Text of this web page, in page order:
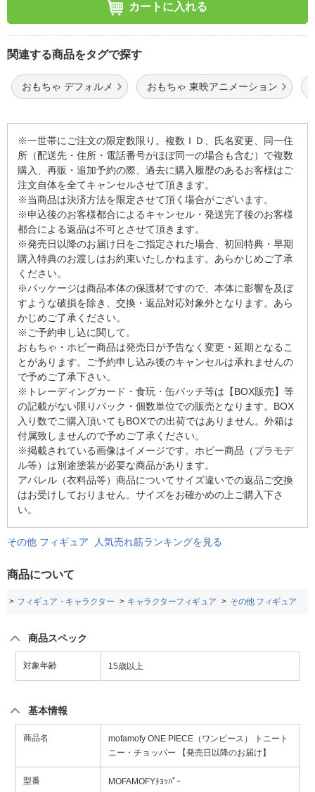
カートに入れる
関連する商品をタグで探す
おもちゃ デフォルメ おもちゃ 東映アニメーション
※一世帯にご注文の限定数限り。複数ＩＤ、氏名変更、同一住
所（配送先・住所・電話番号がほぼ同一の場合も含む）で複数
購入、再販・追加予約の際、過去に購入履歴のあるお客様はご
注文自体を全てキャンセルさせて頂きます。
※当商品は決済方法を限定させて頂く場合がございます。
※申込後のお客様都合によるキャンセル・発送完了後のお客様
都合による返品は不可とさせて頂きます。
※発売日以降のお届け日をご指定された場合、初回特典・早期
購入特典のお渡しはお約束いたしかねます。あらかじめご了承
ください。
※パッケージは商品本体の保護材ですので、本体に影響を及ぼ
すような破損を除き、交換・返品対応対象外となります。あら
かじめご了承ください。
※ご予約申し込に関して。
おもちゃ・ホビー商品は発売日が予告なく変更・延期となるこ
とがあります。ご予約申し込み後のキャンセルは承れませんの
で予めご了承下さい。
※トレーディングカード・食玩・缶バッチ等は【BOX販売】等
の記載がない限りパック・個数単位での販売となります。BOX
入り数でご購入頂いてもBOXでの出荷ではありません。外箱は
付属致しませんので予めご了承ください。
※掲載されている画像はイメージです。ホビー商品（プラモデ
ル等）は別途塗装が必要な商品があります。
アパレル（衣料品等）商品についてサイズ違いでの返品ご交換
はお受けしておりません。サイズをお確かめの上ご購入下さ
い。
その他 フィギュア 人気売れ筋ランキングを見る
商品について
フィギュア・キャラクター キャラクターフィギュア その他 フィギュア
商品スペック
対象年齢 15歳以上
基本情報
商品名
mofamofy ONE PIECE（ワンピース） トニート
ニー・チョッパー 【発売日以降のお届け】
型番 MOFAMOFYﾁｮｯﾊﾟｰ